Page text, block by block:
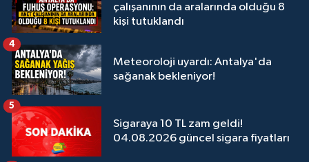
çalışanının da aralarında olduğu 8
kişi tutuklandı
Meteoroloji uyardı: Antalya'da
sağanak bekleniyor!
4
Sigaraya 10 TL zam geldi!
04.08.2026 güncel sigara fiyatları
5